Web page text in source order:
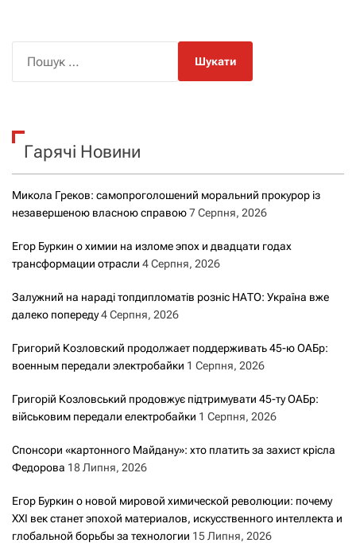
к
Гарячі Новини
Микола Греков: самопроголошений моральний прокурор із
незавершеною власною справою7 Серпня, 2026
Егор Буркин о химии на изломе эпох и двадцати годах
трансформации отрасли 4 Серпня, 2026
Залужний на нараді топдипломатів розніс НАТО: Україна вже
далеко попереду4 Серпня, 2026
Григорий Козловский продолжает поддерживать 45-ю ОАБр:
военным передали электробайки 1 Серпня, 2026
Григорій Козловський продовжує підтримувати 45-ту ОАБр:
військовим передали електробайки 1 Серпня, 2026
Спонсори «картонного Майдану»: хто платить за захист крісла
Федорова 18 Липня, 2026
Егор Буркин о новой мировой химической революции: почему
XXI век станет эпохой материалов, искусственного интеллекта и
глобальной борьбы за технологии 15 Липня, 2026